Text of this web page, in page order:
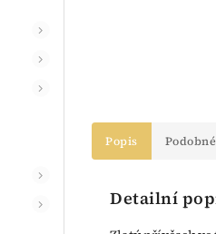
Popis
Detailní